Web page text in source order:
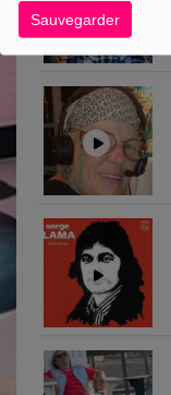
Sauvegarder